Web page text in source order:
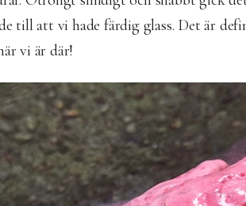
till att vi hade färdig glass. Det är
vi är där!